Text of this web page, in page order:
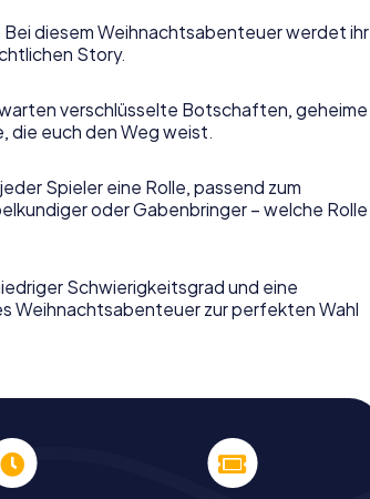
Bei diesem Weihnachtsabenteuer werdet ihr
Story.
verschlüsselte Botschaften, geheime
die euch den Weg weist.
Spieler eine Rolle, passend zum
oder Gabenbringer – welche Rolle
Schwierigkeitsgrad und eine
Weihnachtsabenteuer zur perfekten Wahl